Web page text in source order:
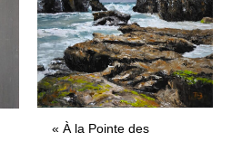
« À la Pointe des